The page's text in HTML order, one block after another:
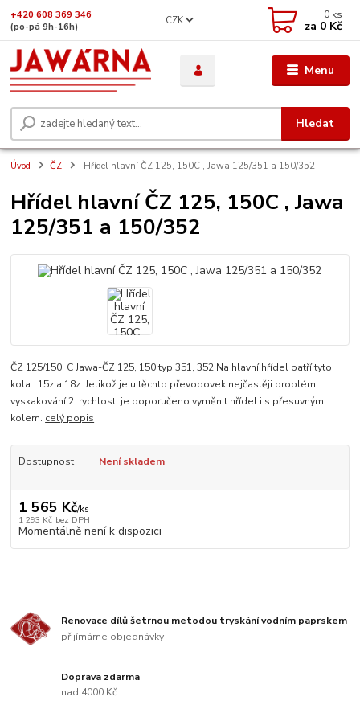
Menu
CZK
Hledat
+420 608 369 346
(po-pá 9h-16h)
0 ks
za 0 Kč
Úvod ČZ Hřídel hlavní ČZ 125, 150C , Jawa 125/351 a 150/352
Hřídel hlavní ČZ 125, 150C , Jawa
125/351 a 150/352
ČZ 125/150 C Jawa-ČZ 125, 150 typ 351, 352 Na hlavní hřídel patří tyto
kola : 15z a 18z. Jelikož je u těchto převodovek nejčastěji problém
vyskakování 2. rychlosti je doporučeno vyměnit hřídel i s přesuvným
kolem. celý popis
Dostupnost Není skladem
1 565 Kč/ks
1 293 Kč bez DPH
Momentálně není k dispozici
Renovace dílů šetrnou metodou tryskání vodním paprskem
přijímáme objednávky
Doprava zdarma
nad 4000 Kč